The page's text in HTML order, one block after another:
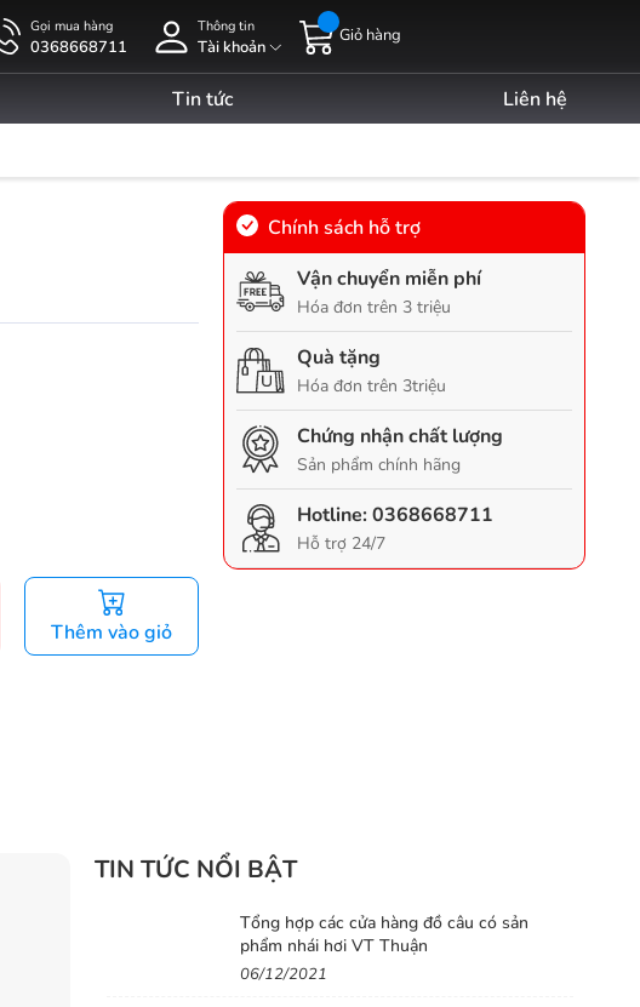
Gọi mua hàng
0368668711
Thông tin
Tài khoản
Giỏ hàng
Tin tức Liên hệ
Thêm vào giỏ
Chính sách hỗ trợ
Vận chuyển miễn phí
Hóa đơn trên 3 triệu
Quà tặng
Hóa đơn trên 3triệu
Chứng nhận chất lượng
Sản phẩm chính hãng
Hotline:0368668711
Hỗ trợ 24/7
TIN TỨC NỔI BẬT
Tổng hợp các cửa hàng đồ câu có sản
phẩm nhái hơi VT Thuận
06/12/2021